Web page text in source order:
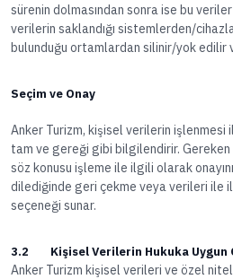
sürenin dolmasından sonra ise bu
verilerin saklandığı sistemlerden/
bulunduğu ortamlardan silinir/yok edilir
Seçim ve Onay
Anker Turizm, kişisel verilerin
tam ve gereği gibi bilgilendirir. Gereken
söz konusu işleme ile ilgili olarak
dilediğinde geri çekme veya verileri ile
seçeneği sunar.
3.2 Kişisel Verilerin Hukuka Uygun
Anker Turizm kişisel verileri ve özel